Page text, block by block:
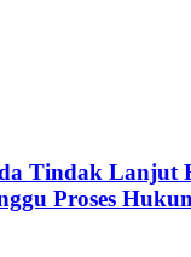
Tindak Lanjut
Proses